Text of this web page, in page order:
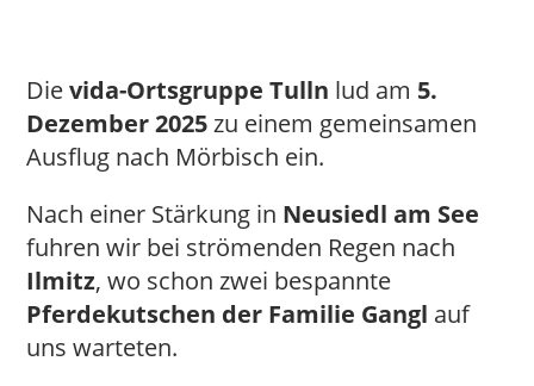
Dievida-Ortsgruppe Tulln lud am 5.
Dezember 2025zu einem gemeinsamen
Ausflug nach Mörbisch ein.
Nach einer Stärkung in Neusiedl am See
fuhren wir bei strömenden Regen nach
Ilmitz, wo schon zwei bespannte
Pferdekutschen der Familie Gangl auf
uns warteten.